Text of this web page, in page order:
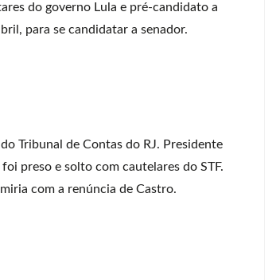
do governo Lula e pré-candidato a
para se candidatar a senador.
Tribunal de Contas do RJ. Presidente
preso e solto com cautelares do STF.
com a renúncia de Castro.